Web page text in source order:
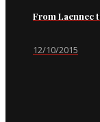
From Laennec
12/10/2015